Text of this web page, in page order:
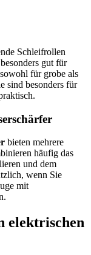
Schleifrollen
gut für
für grobe als
sind besonders für
bieten mehrere
häufig das
und dem
wenn Sie
mit
elektrischen